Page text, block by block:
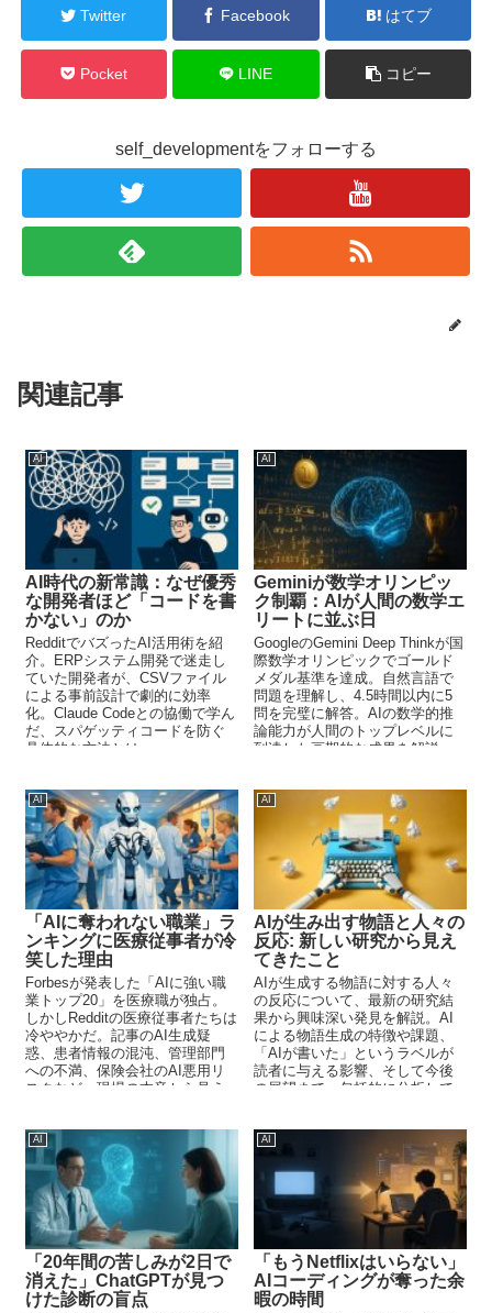
Twitter Facebook はてブ
Pocket LINE コピー
self_developmentをフォローする
関連記事
AI
AI時代の新常識：なぜ優秀
な開発者ほど「コードを書
かない」のか
RedditでバズったAI活用術を紹
介。ERPシステム開発で迷走し
ていた開発者が、CSVファイル
による事前設計で劇的に効率
化。Claude Codeとの協働で学ん
だ、スパゲッティコードを防ぐ
具体的な方法とは。
AI
Geminiが数学オリンピッ
ク制覇：AIが人間の数学エ
リートに並ぶ日
GoogleのGemini Deep Thinkが国
際数学オリンピックでゴールド
メダル基準を達成。自然言語で
問題を理解し、4.5時間以内に5
問を完璧に解答。AIの数学的推
論能力が人間のトップレベルに
到達した画期的な成果を解説。
AI
「AIに奪われない職業」ラ
ンキングに医療従事者が冷
笑した理由
Forbesが発表した「AIに強い職
業トップ20」を医療職が独占。
しかしRedditの医療従事者たちは
冷ややかだ。記事のAI生成疑
惑、患者情報の混沌、管理部門
への不満、保険会社のAI悪用リ
スクなど、現場の本音から見え
AI
AIが生み出す物語と人々の
反応: 新しい研究から見え
てきたこと
AIが生成する物語に対する人々
の反応について、最新の研究結
果から興味深い発見を解説。AI
による物語生成の特徴や課題、
「AIが書いた」というラベルが
読者に与える影響、そして今後
の展望まで、包括的に分析して
AI
「20年間の苦しみが2日で
消えた」ChatGPTが見つ
けた診断の盲点
AI
「もうNetflixはいらない」
AIコーディングが奪った余
暇の時間